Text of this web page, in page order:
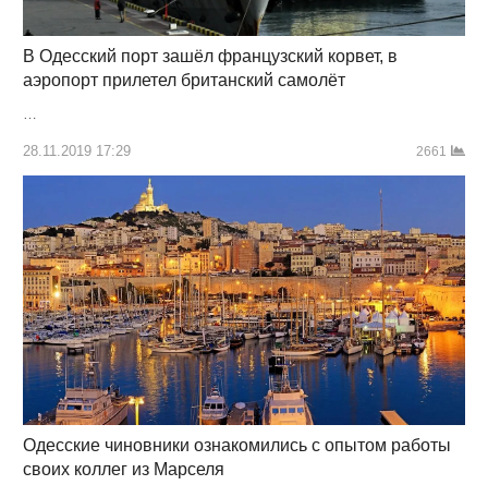
В Одесский порт зашёл французский корвет, в
аэропорт прилетел британский самолёт
28.11.2019 17:29 2661
Одесские чиновники ознакомились с опытом работы
своих коллег из Марселя